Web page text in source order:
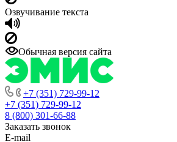
Озвучивание текста
Обычная версия сайта
+7 (351) 729-99-12
+7 (351) 729-99-12
8 (800) 301-66-88
Заказать звонок
E-mail